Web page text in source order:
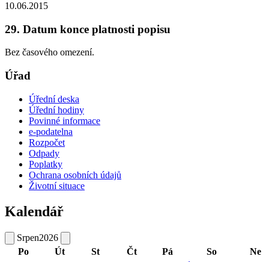
10.06.2015
29. Datum konce platnosti popisu
Bez časového omezení.
Úřad
Úřední deska
Úřední hodiny
Povinné informace
e-podatelna
Rozpočet
Odpady
Poplatky
Ochrana osobních údajů
Životní situace
Kalendář
Srpen2026
Po
Út St Čt Pá So
Ne